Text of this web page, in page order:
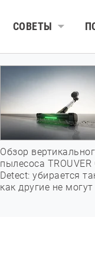
СОВЕТЫ
Обзор
пылесоса TROUVER
Detect: убирается
как другие не могут